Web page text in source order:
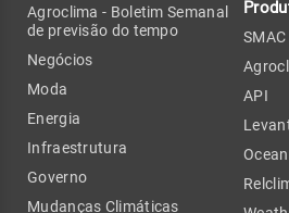
Agroclima - Boletim Semanal
de previsão do tempo
Negócios
Moda
Energia
Infraestrutura
Governo
Mudanças Climáticas
SMAC
API